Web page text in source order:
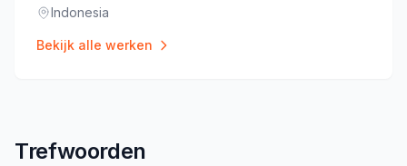
Locatie
Indonesia
Bekijk alle werken
Trefwoorden